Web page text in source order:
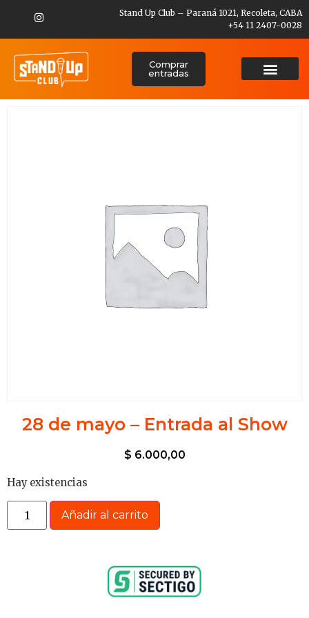
Stand Up Club – Paraná 1021, Recoleta, CABA
+54 11 2407-0028
Comprar
entradas
28 de mayo – Entrada al Show
$ 6.000,00
Hay existencias
Añadir al carrito